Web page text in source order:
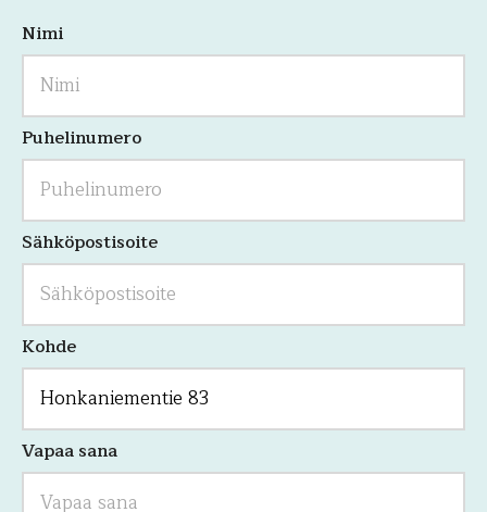
Kenttä
on
validointitarkoituksiin
tulee
jättää
koskemattomaksi.
Nimi
Puhelinumero
Sähköpostisoite
Kohde
Vapaa sana